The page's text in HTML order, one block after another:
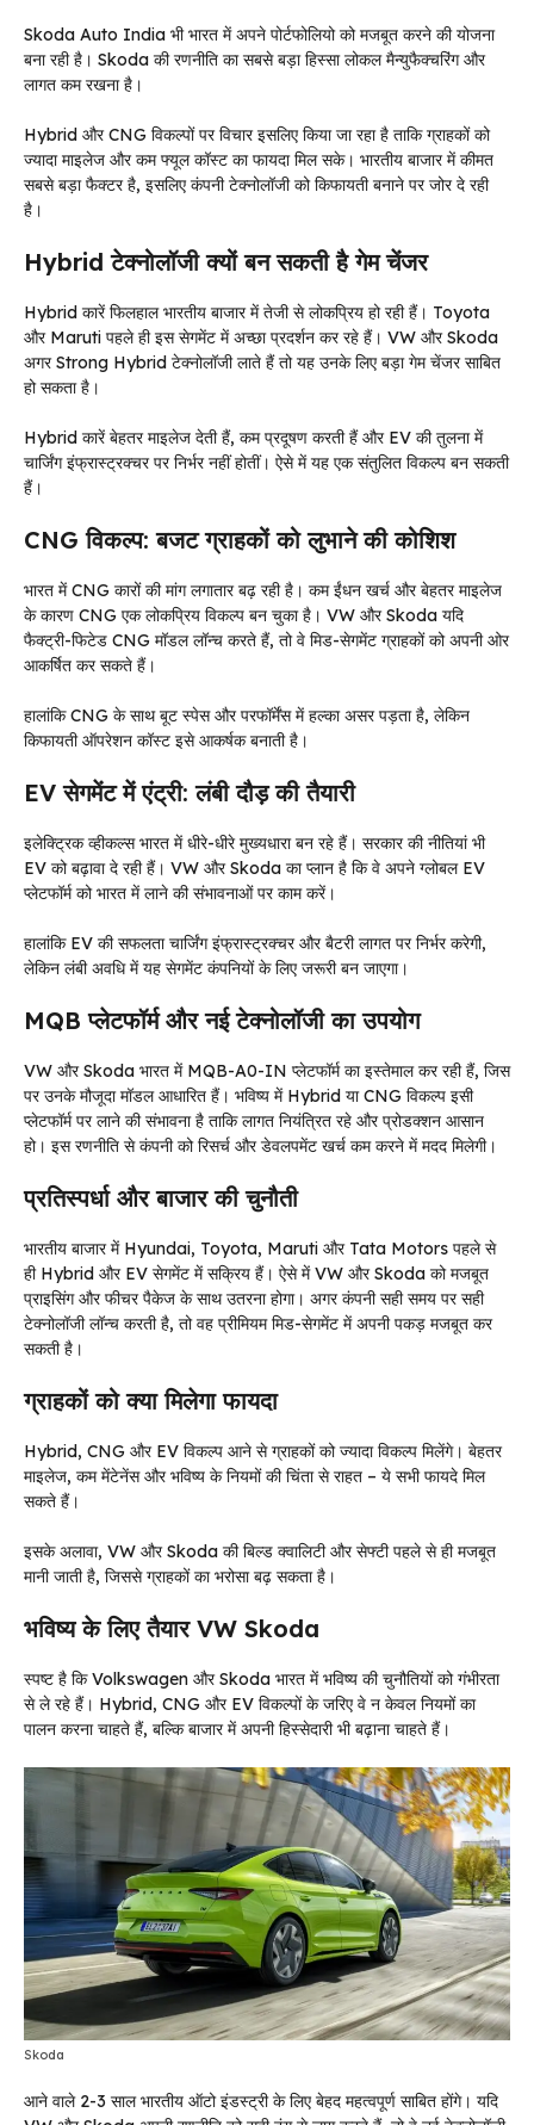
Skoda Auto India भी भारत में अपने पोर्टफोलियो को मजबूत करने की योजना
बना रही है। Skoda की रणनीति का सबसे बड़ा हिस्सा लोकल मैन्युफैक्चरिंग और
लागत कम रखना है।
Hybrid और CNG विकल्पों पर विचार इसलिए किया जा रहा है ताकि ग्राहकों को
ज्यादा माइलेज और कम फ्यूल कॉस्ट का फायदा मिल सके। भारतीय बाजार में कीमत
सबसे बड़ा फैक्टर है, इसलिए कंपनी टेक्नोलॉजी को किफायती बनाने पर जोर दे रही
है।
Hybrid टेक्नोलॉजी क्यों बन सकती है गेम चेंजर
Hybrid कारें फिलहाल भारतीय बाजार में तेजी से लोकप्रिय हो रही हैं। Toyota
और Maruti पहले ही इस सेगमेंट में अच्छा प्रदर्शन कर रहे हैं। VW और Skoda
अगर Strong Hybrid टेक्नोलॉजी लाते हैं तो यह उनके लिए बड़ा गेम चेंजर साबित
हो सकता है।
Hybrid कारें बेहतर माइलेज देती हैं, कम प्रदूषण करती हैं और EV की तुलना में
चार्जिंग इंफ्रास्ट्रक्चर पर निर्भर नहीं होतीं। ऐसे में यह एक संतुलित विकल्प बन सकती
हैं।
CNG विकल्प: बजट ग्राहकों को लुभाने की कोशिश
भारत में CNG कारों की मांग लगातार बढ़ रही है। कम ईंधन खर्च और बेहतर माइलेज
के कारण CNG एक लोकप्रिय विकल्प बन चुका है। VW और Skoda यदि
फैक्ट्री-फिटेड CNG मॉडल लॉन्च करते हैं, तो वे मिड-सेगमेंट ग्राहकों को अपनी ओर
आकर्षित कर सकते हैं।
हालांकि CNG के साथ बूट स्पेस और परफॉर्मेंस में हल्का असर पड़ता है, लेकिन
किफायती ऑपरेशन कॉस्ट इसे आकर्षक बनाती है।
EV सेगमेंट में एंट्री: लंबी दौड़ की तैयारी
इलेक्ट्रिक व्हीकल्स भारत में धीरे-धीरे मुख्यधारा बन रहे हैं। सरकार की नीतियां भी
EV को बढ़ावा दे रही हैं। VW और Skoda का प्लान है कि वे अपने ग्लोबल EV
प्लेटफॉर्म को भारत में लाने की संभावनाओं पर काम करें।
हालांकि EV की सफलता चार्जिंग इंफ्रास्ट्रक्चर और बैटरी लागत पर निर्भर करेगी,
लेकिन लंबी अवधि में यह सेगमेंट कंपनियों के लिए जरूरी बन जाएगा।
MQB प्लेटफॉर्म और नई टेक्नोलॉजी का उपयोग
VW और Skoda भारत में MQB-A0-IN प्लेटफॉर्म का इस्तेमाल कर रही हैं, जिस
पर उनके मौजूदा मॉडल आधारित हैं। भविष्य में Hybrid या CNG विकल्प इसी
प्लेटफॉर्म पर लाने की संभावना है ताकि लागत नियंत्रित रहे और प्रोडक्शन आसान
हो। इस रणनीति से कंपनी को रिसर्च और डेवलपमेंट खर्च कम करने में मदद मिलेगी।
प्रतिस्पर्धा और बाजार की चुनौती
भारतीय बाजार में Hyundai, Toyota, Maruti और Tata Motors पहले से
ही Hybrid और EV सेगमेंट में सक्रिय हैं। ऐसे में VW और Skoda को मजबूत
प्राइसिंग और फीचर पैकेज के साथ उतरना होगा। अगर कंपनी सही समय पर सही
टेक्नोलॉजी लॉन्च करती है, तो वह प्रीमियम मिड-सेगमेंट में अपनी पकड़ मजबूत कर
सकती है।
ग्राहकों को क्या मिलेगा फायदा
Hybrid, CNG और EV विकल्प आने से ग्राहकों को ज्यादा विकल्प मिलेंगे। बेहतर
माइलेज, कम मेंटेनेंस और भविष्य के नियमों की चिंता से राहत – ये सभी फायदे मिल
सकते हैं।
इसके अलावा, VW और Skoda की बिल्ड क्वालिटी और सेफ्टी पहले से ही मजबूत
मानी जाती है, जिससे ग्राहकों का भरोसा बढ़ सकता है।
भविष्य के लिए तैयार VW Skoda
स्पष्ट है कि Volkswagen और Skoda भारत में भविष्य की चुनौतियों को गंभीरता
से ले रहे हैं। Hybrid, CNG और EV विकल्पों के जरिए वे न केवल नियमों का
पालन करना चाहते हैं, बल्कि बाजार में अपनी हिस्सेदारी भी बढ़ाना चाहते हैं।
Skoda
आने वाले 2-3 साल भारतीय ऑटो इंडस्ट्री के लिए बेहद महत्वपूर्ण साबित होंगे। यदि